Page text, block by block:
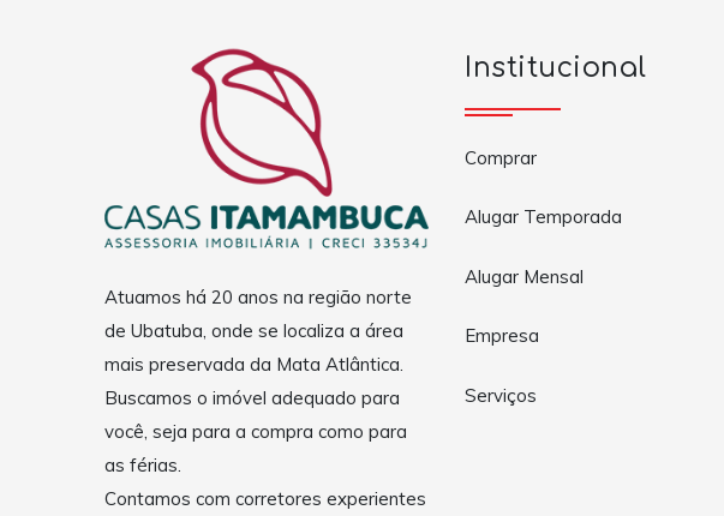
Atuamos há 20 anos na região norte
de Ubatuba, onde se localiza a área
mais preservada da Mata Atlântica.
Buscamos o imóvel adequado para
você, seja para a compra como para
as férias.
Contamos com corretores experientes
Institucional
Comprar
Alugar Temporada
Alugar Mensal
Empresa
Serviços